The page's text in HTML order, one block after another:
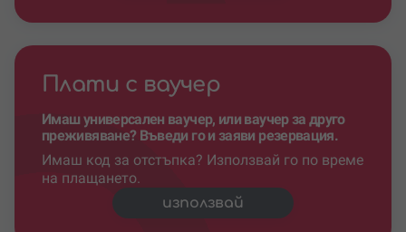
Плати с ваучер
Имаш универсален ваучер, или ваучер за друго
преживяване? Въведи го и заяви резервация.
Имаш код за отстъпка? Използвай го по време
на плащането.
използвай